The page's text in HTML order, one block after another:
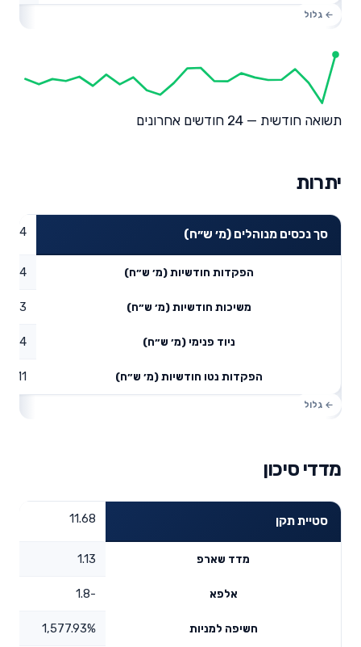
תשואה חודשית — 24 חודשים אחרונים
יתרות
סך נכסים מנוהלים (מ׳ ש״ח)
הפקדות חודשיות (מ׳ ש״ח)
משיכות חודשיות (מ׳ ש״ח) 5.33
ניוד פנימי (מ׳ ש״ח) 14
הפקדות נטו חודשיות (מ׳ ש״ח) 19.11
מדדי סיכון
סטיית תקן 11.68
מדד שארפ 1.13
אלפא -1.8
חשיפה למניות 1,577.93%